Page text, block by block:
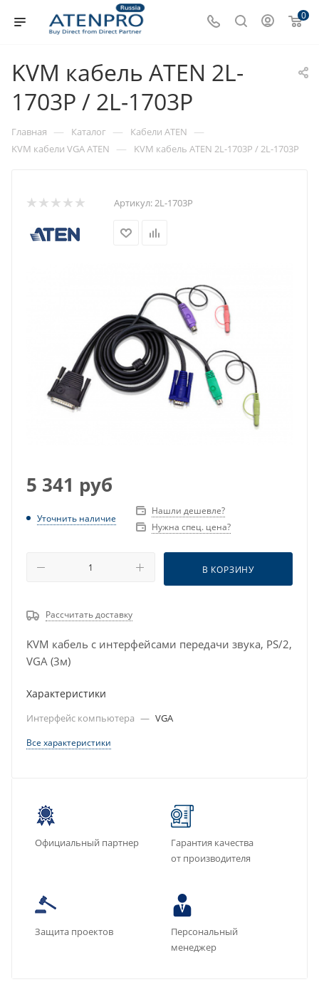
0
KVM кабель ATEN 2L-
1703P / 2L-1703P
Главная — Каталог — Кабели ATEN —
KVM кабели VGA ATEN — KVM кабель ATEN 2L-1703P / 2L-1703P
Артикул:2L-1703P
5 341 руб
Уточнить наличие
Нашли дешевле?
Нужна спец. цена?
В КОРЗИНУ
Рассчитать доставку
KVM кабель с интерфейсами передачи звука, PS/2,
VGA (3м)
Характеристики
Интерфейс компьютера — VGA
Все характеристики
Официальный партнер
Гарантия качества
от производителя
Защита проектов
Персональный
менеджер